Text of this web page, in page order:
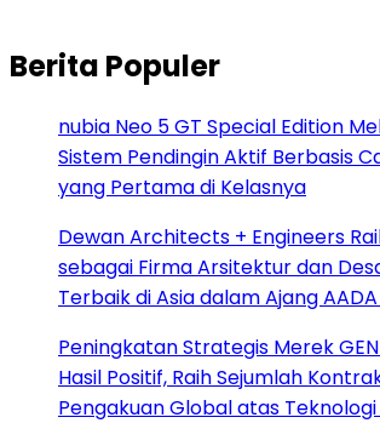
Berita Populer
nubia Neo 5 GT Special Edition
Sistem Pendingin Aktif Berbasis
yang Pertama di Kelasnya
Dewan Architects + Engineers
sebagai Firma Arsitektur dan
Terbaik di Asia dalam Ajang
Peningkatan Strategis Merek
Hasil Positif, Raih Sejumlah
Pengakuan Global atas